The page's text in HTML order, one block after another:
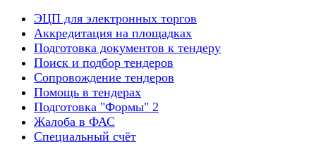
ЭЦП для электронных торгов
Аккредитация на площадках
Подготовка документов к тендеру
Поиск и подбор тендеров
Сопровождение тендеров
Помощь в тендерах
Подготовка "Формы" 2
Жалоба в ФАС
Специальный счёт